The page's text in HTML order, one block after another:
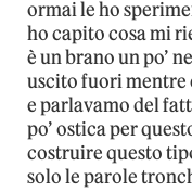
ormai le ho
ho capito cosa mi
è un brano un po’
uscito fuori mentre
e parlavamo del
po’ ostica per
costruire questo
solo le parole